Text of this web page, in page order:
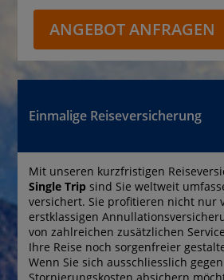
ANGEBOT ANFRAGEN
Einmalige Reiseversicherung
Mit unseren kurzfristigen
Single Trip sind Sie weltweit
versichert. Sie profitieren nicht nur
erstklassigen
von zahlreichen zusätzlichen
Ihre Reise noch sorgenfreier
Wenn Sie sich ausschliesslich gegen